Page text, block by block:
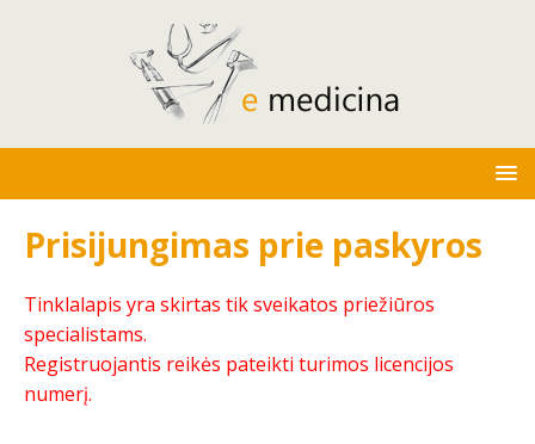
Prisijungimas prie paskyros
Tinklalapis yra skirtas tik sveikatos priežiūros
specialistams.
Registruojantis reikės pateikti turimos licencijos
numerį.